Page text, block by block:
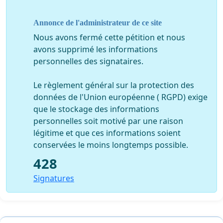
Annonce de l'administrateur de ce site
Nous avons fermé cette pétition et nous
avons supprimé les informations
personnelles des signataires.
Le règlement général sur la protection des
données de l'Union européenne ( RGPD) exige
que le stockage des informations
personnelles soit motivé par une raison
légitime et que ces informations soient
conservées le moins longtemps possible.
428
Signatures